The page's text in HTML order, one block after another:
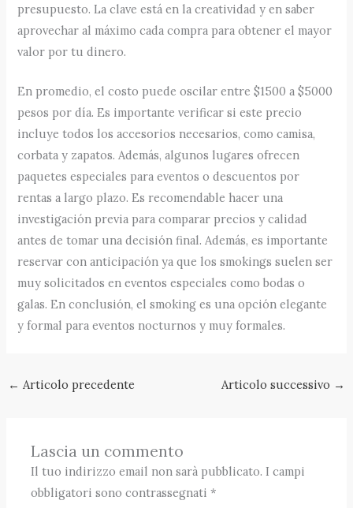
presupuesto. La clave está en la creatividad y en saber
aprovechar al máximo cada compra para obtener el mayor
valor por tu dinero.
En promedio, el costo puede oscilar entre $1500 a $5000
pesos por día. Es importante verificar si este precio
incluye todos los accesorios necesarios, como camisa,
corbata y zapatos. Además, algunos lugares ofrecen
paquetes especiales para eventos o descuentos por
rentas a largo plazo. Es recomendable hacer una
investigación previa para comparar precios y calidad
antes de tomar una decisión final. Además, es importante
reservar con anticipación ya que los smokings suelen ser
muy solicitados en eventos especiales como bodas o
galas. En conclusión, el smoking es una opción elegante
y formal para eventos nocturnos y muy formales.
← Articolo precedente Articolo successivo →
Lascia un commento
Il tuo indirizzo email non sarà pubblicato. I campi
obbligatori sono contrassegnati*